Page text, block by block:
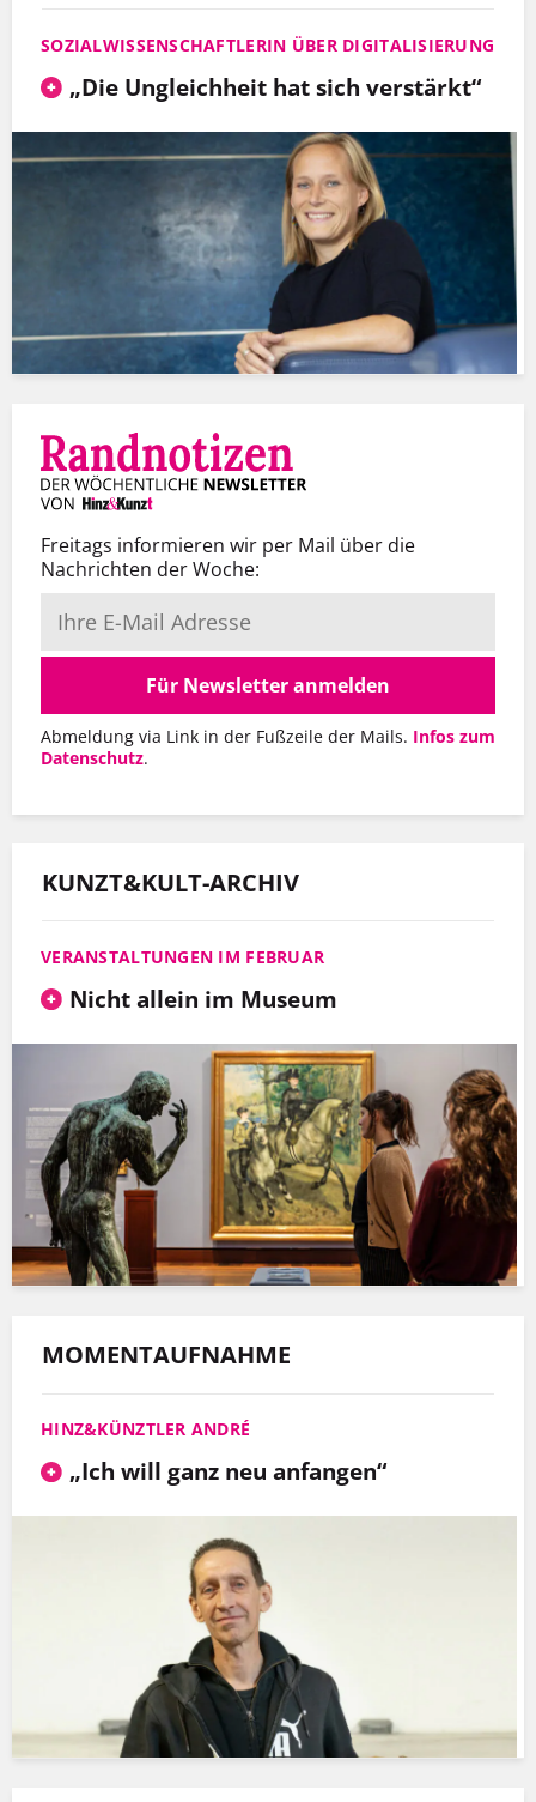
SOZIALWISSENSCHAFTLERIN ÜBER DIGITALISIERUNG
„Die Ungleichheit hat sich verstärkt“
Freitags informieren wir per Mail über die
Nachrichten der Woche:
Für Newsletter anmelden
Abmeldung via Link in der Fußzeile der Mails. Infos zum
Datenschutz.
KUNZT&KULT-ARCHIV
VERANSTALTUNGEN IM FEBRUAR
Nicht allein im Museum
MOMENTAUFNAHME
HINZ&KÜNZTLER ANDRÉ
„Ich will ganz neu anfangen“